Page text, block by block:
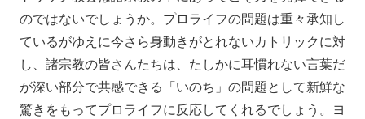
のではないでしょうか。プロライフの問題は重々承知し
ているがゆえに今さら身動きがとれないカトリックに対
し、諸宗教の皆さんたちは、たしかに耳慣れない言葉だ
が深い部分で共感できる「いのち」の問題として新鮮な
驚きをもってプロライフに反応してくれるでしょう。ヨ